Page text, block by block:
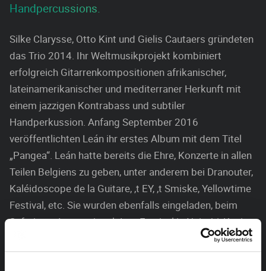
Handpercussions.
Silke Clarysse, Otto Kint und Gielis Cautaers gründeten
das Trio 2014. Ihr Weltmusikprojekt kombiniert
erfolgreich Gitarrenkompositionen afrikanischer,
lateinamerikanischer und mediterraner Herkunft mit
einem jazzigen Kontrabass und subtiler
Handperkussion. Anfang September 2016
veröffentlichten Leán ihr erstes Album mit dem Titel
„Pangea“. Leán hatte bereits die Ehre, Konzerte in allen
Teilen Belgiens zu geben, unter anderem bei Dranouter,
Kaléidoscope de la Guitare, ‚t EY, ‚t Smiske, Yellowtime
Festival, etc. Sie wurden ebenfalls eingeladen, beim
Safaricom International Jazz Festival in Nairobi, Kenia,
zu spielen. Im Januar 2019 erschien ihr zweites Album
„Jarabi“.